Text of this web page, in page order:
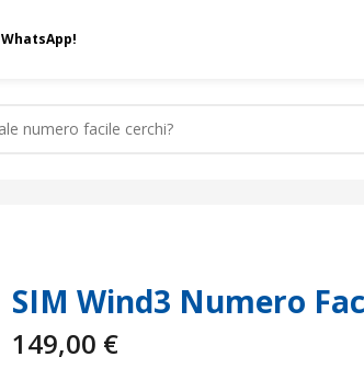
WhatsApp!
SIM Wind3 Numero
149,00 €